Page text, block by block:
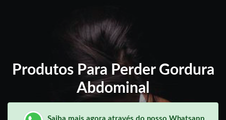
Produtos Para Perder Gordura
Abdominal